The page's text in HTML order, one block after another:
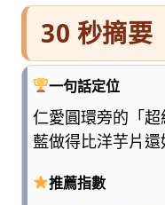
楚
懂
的
鑑，
30 秒摘要
一句話定位
仁愛圓環旁的「
藍做得比洋芋片
推薦指數